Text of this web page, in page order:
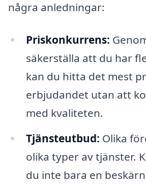
några anledningar:
Priskonkurrens:
säkerställa att du har
kan du hitta det mest
erbjudandet utan att
med kvaliteten.
Tjänsteutbud: Olika
olika typer av tjänster.
du inte bara en